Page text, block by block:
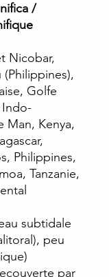
/
Nicobar,
Golfe
Man, Kenya,
Philippines,
Tanzanie,
subtidale
peu
par